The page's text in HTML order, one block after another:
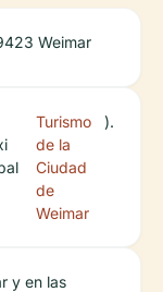
Weimar
Turismo
de la
Ciudad
de
Weimar
).
y en las